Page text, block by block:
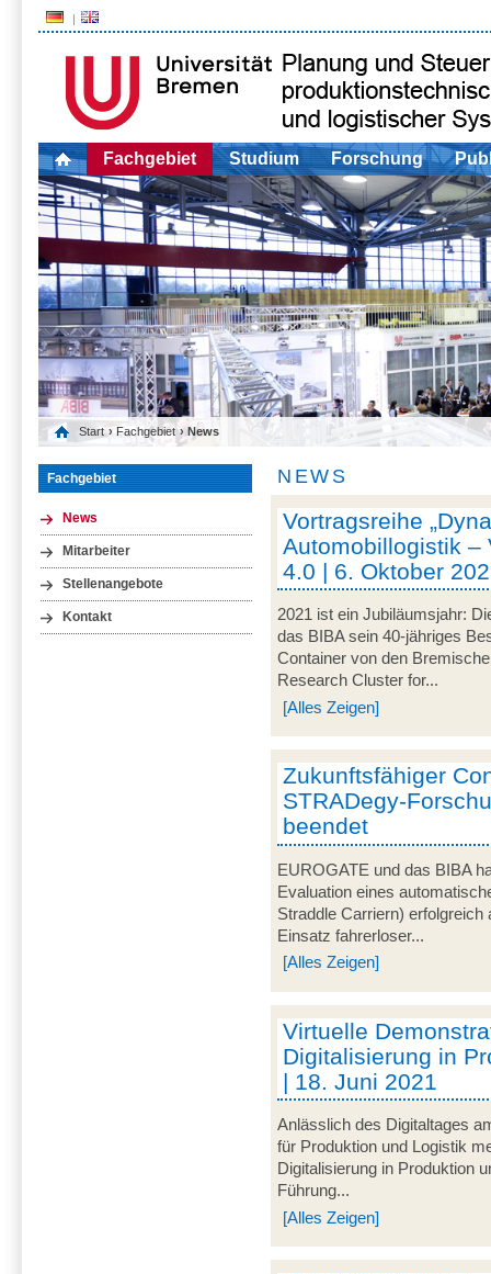
Fachgebiet Studium Forschung
Start › Fachgebiet › News
Fachgebiet
News
Mitarbeiter
Stellenangebote
Kontakt
NEWS
Vortragsreihe
Automobillogistik –
4.0 | 6. Oktober
2021 ist ein Jubiläumsjahr:
das BIBA sein 40-jähriges
Container von den
Research Cluster for...
[Alles Zeigen]
Zukunftsfähiger
STRADegy-
beendet
EUROGATE und das BIBA
Evaluation eines
Straddle Carriern)
Einsatz fahrerloser...
[Alles Zeigen]
Virtuelle
Digitalisierung in
| 18. Juni 2021
Anlässlich des Digitaltages
für Produktion und Logistik
Digitalisierung in Produktion
Führung...
[Alles Zeigen]